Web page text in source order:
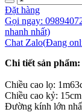
Đặt hàng
Gọi ngay:
nhanh nhất)
Chat Zalo(Đang
Chi tiết sản phẩm:
Chiều cao lọ:
Chiều cao kỷ: 15cm
Đường kính lớn